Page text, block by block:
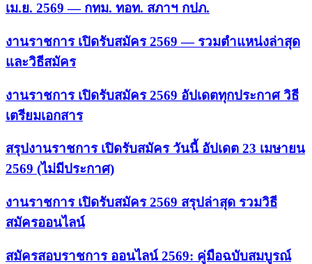
เม.ย. 2569 — กทม. ทอท. สภาฯ กปภ.
งานราชการ เปิดรับสมัคร 2569 — รวมตำแหน่งล่าสุด
และวิธีสมัคร
งานราชการ เปิดรับสมัคร 2569 อัปเดตทุกประกาศ วิธี
เตรียมเอกสาร
สรุปงานราชการ เปิดรับสมัคร วันนี้ อัปเดต 23 เมษายน
2569 (ไม่มีประกาศ)
งานราชการ เปิดรับสมัคร 2569 สรุปล่าสุด รวมวิธี
สมัครออนไลน์
สมัครสอบราชการ ออนไลน์ 2569: คู่มือฉบับสมบูรณ์